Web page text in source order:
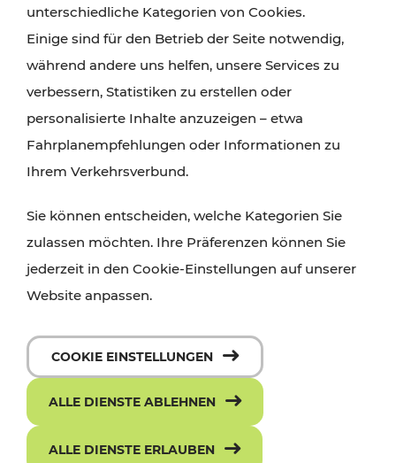
Radtouren oder purer Naturgenuss – viele
Attraktionen sind mit den Ticket- und Fahrplan-
Angeboten des VOR gut und schnell erreichbar.
unterschiedliche Kategorien von Cookies.
Einige sind für den Betrieb der Seite notwendig,
während andere uns helfen, unsere Services zu
verbessern, Statistiken zu erstellen oder
personalisierte Inhalte anzuzeigen – etwa
Fahrplanempfehlungen oder Informationen zu
Ihrem Verkehrsverbund.
Sie können entscheiden, welche Kategorien Sie
zulassen möchten. Ihre Präferenzen können Sie
jederzeit in den Cookie-Einstellungen auf unserer
Website anpassen.
COOKIE EINSTELLUNGEN
ALLE DIENSTE ABLEHNEN
ALLE DIENSTE ERLAUBEN